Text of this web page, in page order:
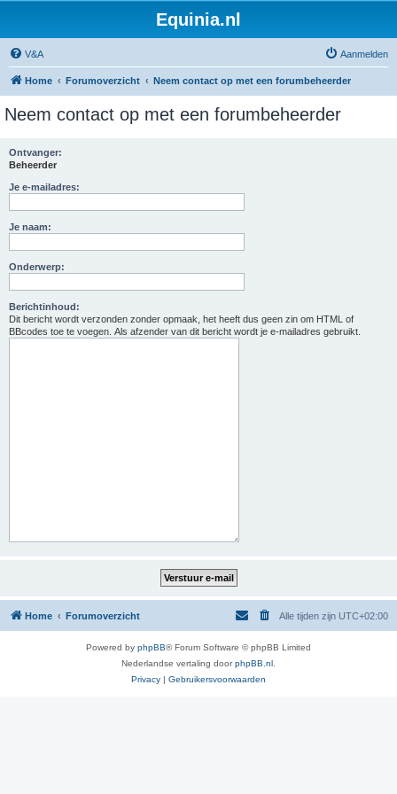
Equinia.nl
V&A Aanmelden
Home Forumoverzicht Neem contact op met een forumbeheerder
Neem contact op met een forumbeheerder
Ontvanger:
Beheerder
Je e-mailadres:
Je naam:
Onderwerp:
Berichtinhoud:
Dit bericht wordt verzonden zonder opmaak, het heeft dus geen zin om HTML of
BBcodes toe te voegen. Als afzender van dit bericht wordt je e-mailadres gebruikt.
Home Forumoverzicht Alle tijden zijn UTC+02:00
Powered by phpBB® Forum Software © phpBB Limited
Nederlandse vertaling doorphpBB.nl
Privacy | Gebruikersvoorwaarden